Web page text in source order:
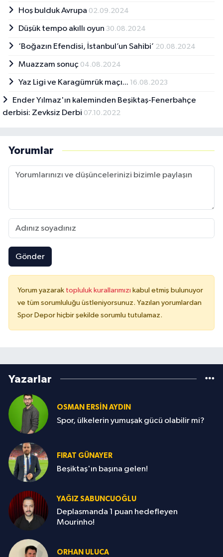
Hoş bulduk Avrupa 02.09.2024
Düşük tempo akıllı oyun 30.08.2024
‘Boğazın Efendisi, İstanbul’un Sahibi’ 20.08.2024
Muazzam sonuç 04.08.2024
Yaz Ligi ve Karagümrük maçı... 16.08.2023
Ender Yılmaz'ın kaleminden Beşiktaş-Fenerbahçe
derbisi: Zevksiz Derbi 07.10.2022
Yorumlar
Gönder
Yorum yazarak topluluk kurallarımızı kabul etmiş bulunuyor
ve tüm sorumluluğu üstleniyorsunuz. Yazılan yorumlardan
Spor Depor hiçbir şekilde sorumlu tutulamaz.
Yazarlar
OSMAN ERSIN AYDIN
Spor, ülkelerin yumuşak gücü olabilir mi?
FIRAT GÜNAYER
Beşiktaş'ın başına gelen!
YAĞIZ SABUNCUOĞLU
Deplasmanda 1 puan hedefleyen
Mourinho!
ORHAN ULUCA